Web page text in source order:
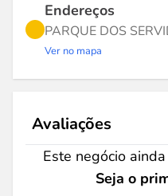
Endereços
PARQUE DOS
Ver no mapa
Avaliações
Este negócio
Seja o